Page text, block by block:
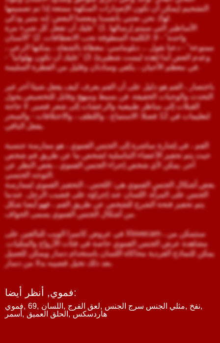
التشحيم (يمكن أن تكون الإصدارات المنكهة ممتعة إذا تم تصميمها
الأساطير التي سيتم إرسالها. 1) "عليك أن تفعل كل شيء مرة
واحدة" - لا: الكلمة المنطوقة تحب الانعطافات. 2) "الأسنان
ممنوعة" - دعنا نقول ... دبلوماسي: مغطاة بالشفاه ، يمكنها الرعي ،
وعدم العض أبدا (هذه ليست شطيرة). 3) "عليك أن تكون بهلوانيا" -
في معظم الأحيان ، يكفي وسادتان وقليل من الفطرة السليمة.
باختصار ، الفم هو دليل على أن الفم يعرف كيف يفعل شيئا آخر غير
التحدث والوجبات الخفيفة. فن بسيط ومبهج وقابل للتخصيص يحول
القبلات إلى مناظر طبيعية والرعشات إلى شعر قصير. لا حاجة
لتعليمات في 12 فصلا: الاستماع ، واللطف ، والاختلافات - والسحر
يفعل الباقي.
الفم ، في إشارة مباشرة إلى الجنس الفموي ، هو ممارسة جنسية
حيث يتم تحفيز الأعضاء التناسلية لشخص ما عن طريق فم شخص
آخر. يمكن لأي شخص إجراء الجنس الفموي ، بغض النظر عن
بعض أشكال الجنس الفموي هي: اللحس ، التحفيز الفموي لممارسة
الجنس على المرأة. اللسان عند إجراؤه على قضيب الرجل. عندما
يتم تحفيز فتحة الشرج للشخص عن طريق الفم ، فهو أيضا شكل
من أشكال الجنس الفموي يسمى الحواف.
في عروض كاميرا الويب للبالغين على Xlovecam ، ستتمكن من
مشاهدة عرض الجنس الفموي خاصة في فئات الأزواج والمثليات.
يمكن للنماذج الفردية محاكاة اللسان باستخدام دسار ويمكن للعميل
بعد ذلك تخيل قضيبه بدلا من دسار.
فموي, أنظر أيضا :
فموي, 69, اللسان , لعق الفرج, مثلي الجنس سرج الجنس, نفخ,
أسمر , الحلق العميق , هاردسكس